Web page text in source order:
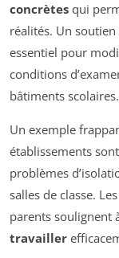
concrètes qui
réalités. Un soutien
essentiel pour
conditions
bâtiments scolaires.
Un exemple
établissements
problèmes
salles de classe. Les
parents soulignent
travailler